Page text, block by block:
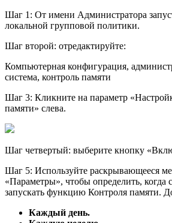
Шаг 1: От имени Администратора
локальной групповой политики.
Шаг второй: отредактируйте:
Компьютерная конфигурация,
система, контроль памяти
Шаг 3: Кликните на параметр
памяти» слева.
Шаг четвертый: выберите кнопку
Шаг 5: Используйте раскрывающееся
«Параметры», чтобы определить, когда
запускать функцию Контроля памяти.
Каждый день.